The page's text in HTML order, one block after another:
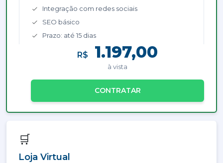
Integração com redes sociais
SEO básico
Prazo: até 15 dias
R$ 1.197,00
à vista
CONTRATAR
🛒
Loja Virtual